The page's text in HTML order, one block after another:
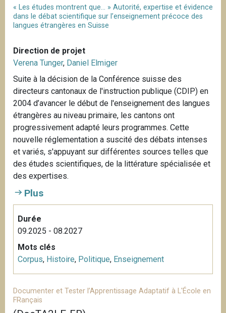
« Les études montrent que… » Autorité, expertise et évidence
dans le débat scientifique sur l’enseignement précoce des
langues étrangères en Suisse
Direction de projet
Verena Tunger, Daniel Elmiger
Suite à la décision de la Conférence suisse des
directeurs cantonaux de l'instruction publique (CDIP) en
2004 d’avancer le début de l'enseignement des langues
étrangères au niveau primaire, les cantons ont
progressivement adapté leurs programmes. Cette
nouvelle réglementation a suscité des débats intenses
et variés, s'appuyant sur différentes sources telles que
des études scientifiques, de la littérature spécialisée et
des expertises.
Plus
Durée
09.2025 - 08.2027
Mots clés
Corpus, Histoire, Politique, Enseignement
Documenter et Tester l’Apprentissage Adaptatif à L'École en
FRançais